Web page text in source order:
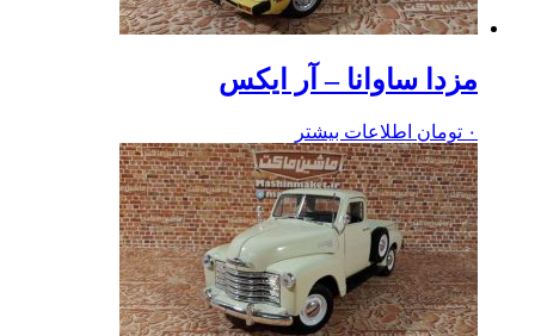
مزدا ساوانا – آر ایکس
۰ تومان اطلاعات بیشتر